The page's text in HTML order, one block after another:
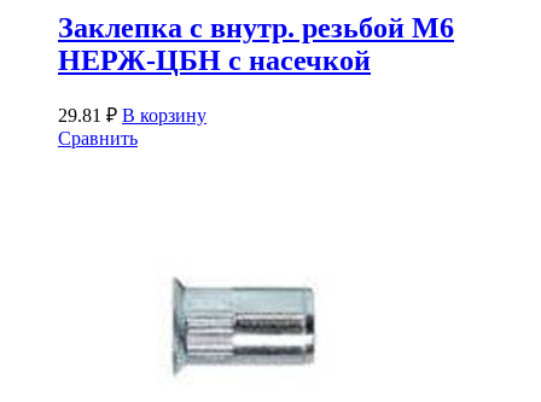
Заклепка с внутр. резьбой М6
НЕРЖ-ЦБН с насечкой
29.81 ₽ В корзину
Сравнить